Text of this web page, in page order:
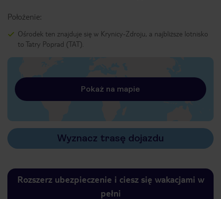
Położenie:
Ośrodek ten znajduje się w Krynicy-Zdroju, a najbliższe lotnisko
to Tatry Poprad (TAT).
Pokaż na mapie
Wyznacz trasę dojazdu
Rozszerz ubezpieczenie i ciesz się wakacjami w
pełni